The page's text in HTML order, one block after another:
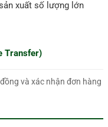
xuất số lượng lớn
Transfer)
và xác nhận đơn hàng